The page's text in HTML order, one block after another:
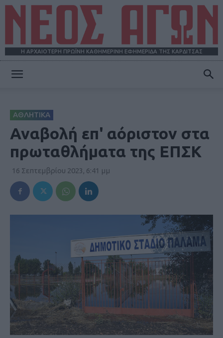
Η ΑΡΧΑΙΟΤΕΡΗ ΠΡΩΪΝΗ ΚΑΘΗΜΕΡΙΝΗ ΕΦΗΜΕΡΙΔΑ ΤΗΣ ΚΑΡΔΙΤΣΑΣ
ΑΘΛΗΤΙΚΑ
Αναβολή επ' αόριστον στα
πρωταθλήματα της ΕΠΣΚ
16 Σεπτεμβρίου 2023, 6:41 μμ